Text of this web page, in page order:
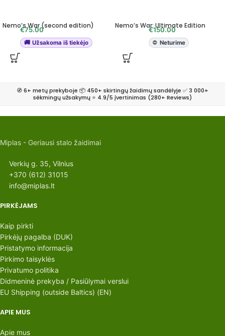
Nemo’s War (second edition)
€75.00
Užsakoma iš tiekėjo
Nemo’s War: Ultimate Edition
€150.00
Neturime
🧭 6+ metų prekyboje 📦 450+ skirtingų žaidimų sandėlyje ✅ 3 000+
sėkmingų užsakymų ⭐ 4.9/5 įvertinimas (280+ Reviews)
Miplas - Geriausi stalo žaidimai
Verkių g. 35, Vilnius
+370 (612) 31015
info@miplas.lt
PIRKĖJAMS
Kaip pirkti
Pirkėjų pagalba (DUK)
Pristatymo informacija
Pirkimo taisyklės
Privatumo politika
Didmeninė prekyba / Pasiūlymai verslui
EU Shipping (outside Baltics) (EN)
APIE MUS
Apie mus